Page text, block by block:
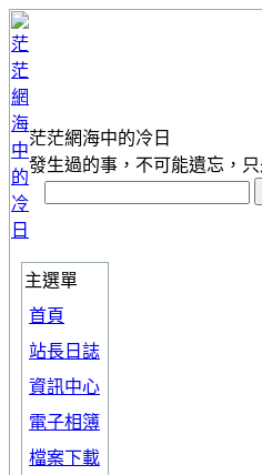
茫茫網海中的冷日
發生過的事，不可能遺忘，只
主選單
首頁
站長日誌
資訊中心
電子相簿
檔案下載